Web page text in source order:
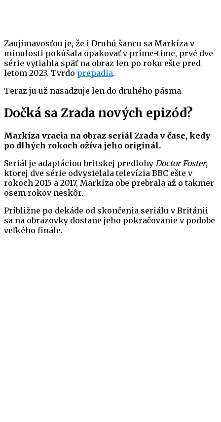
Zaujímavosťou je, že i Druhú šancu sa Markíza v
minulosti pokúšala opakovať v prime-time, prvé dve
série vytiahla späť na obraz len po roku ešte pred
letom 2023. Tvrdo prepadla.
Teraz ju už nasadzuje len do druhého pásma.
Dočká sa Zrada nových epizód?
Markíza vracia na obraz seriál Zrada v čase, kedy
po dlhých rokoch ožíva jeho originál.
Seriál je adaptáciou britskej predlohy Doctor Foster,
ktorej dve série odvysielala televízia BBC ešte v
rokoch 2015 a 2017, Markíza obe prebrala až o takmer
osem rokov neskôr.
Približne po dekáde od skončenia seriálu v Británii
sa na obrazovky dostane jeho pokračovanie v podobe
veľkého finále.